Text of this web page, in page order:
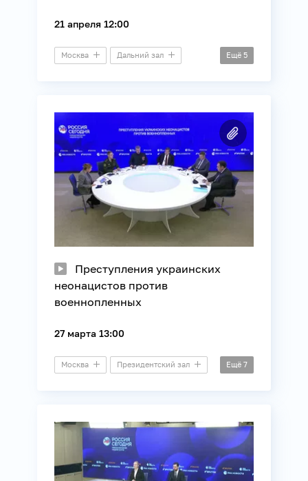
21 апреля 12:00
Москва Дальний зал
Общество Юриспруденция
Ещё 5
Преступления украинских
неонацистов против
военнопленных
27 марта 13:00
Москва Президентский зал
СВО Украина
Юриспруденция
Ещё 7